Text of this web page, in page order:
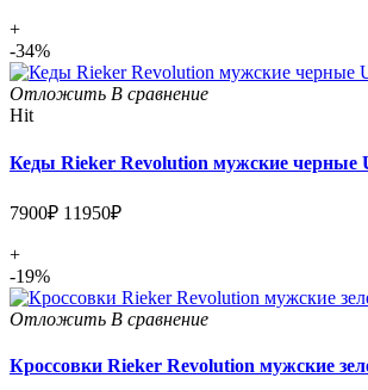
+
-34%
Отложить В сравнение
Hit
Кеды Rieker Revolution мужские черные
7900₽ 11950₽
+
-19%
Отложить В сравнение
Кроссовки Rieker Revolution мужские